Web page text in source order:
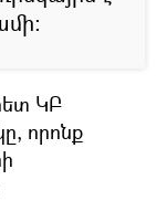
ԿԲ
որոնք